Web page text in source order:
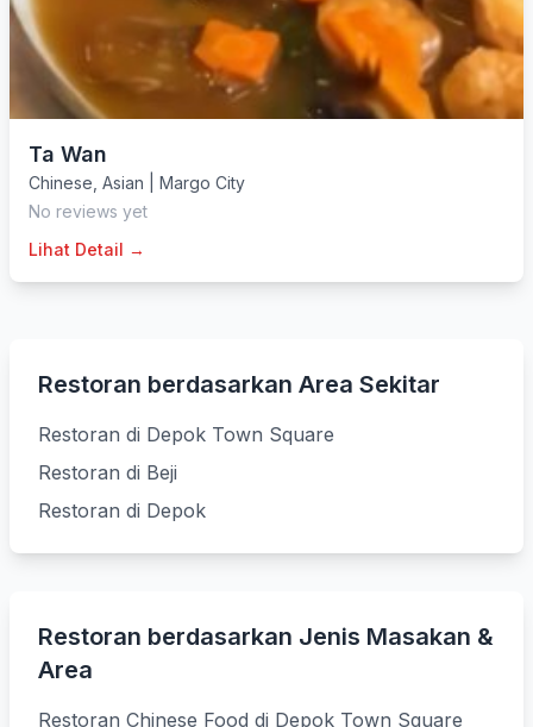
Ta Wan
Chinese Asian
Margo City
No reviews yet
Lihat Detail →
Restoran berdasarkan Area Sekitar
Restoran di Depok Town Square
Restoran di Beji
Restoran di Depok
Restoran berdasarkan Jenis Masakan &
Area
Restoran Chinese Food di Depok Town Square